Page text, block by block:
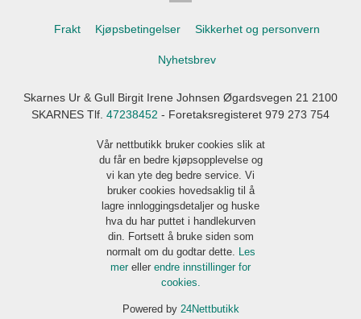
Frakt Kjøpsbetingelser Sikkerhet og personvern
Nyhetsbrev
Skarnes Ur & Gull Birgit Irene Johnsen Øgardsvegen 21 2100
SKARNES Tlf. 47238452 - Foretaksregisteret 979 273 754
Vår nettbutikk bruker cookies slik at
du får en bedre kjøpsopplevelse og
vi kan yte deg bedre service. Vi
bruker cookies hovedsaklig til å
lagre innloggingsdetaljer og huske
hva du har puttet i handlekurven
din. Fortsett å bruke siden som
normalt om du godtar dette. Les
mer eller endre innstillinger for
cookies.
Powered by 24Nettbutikk